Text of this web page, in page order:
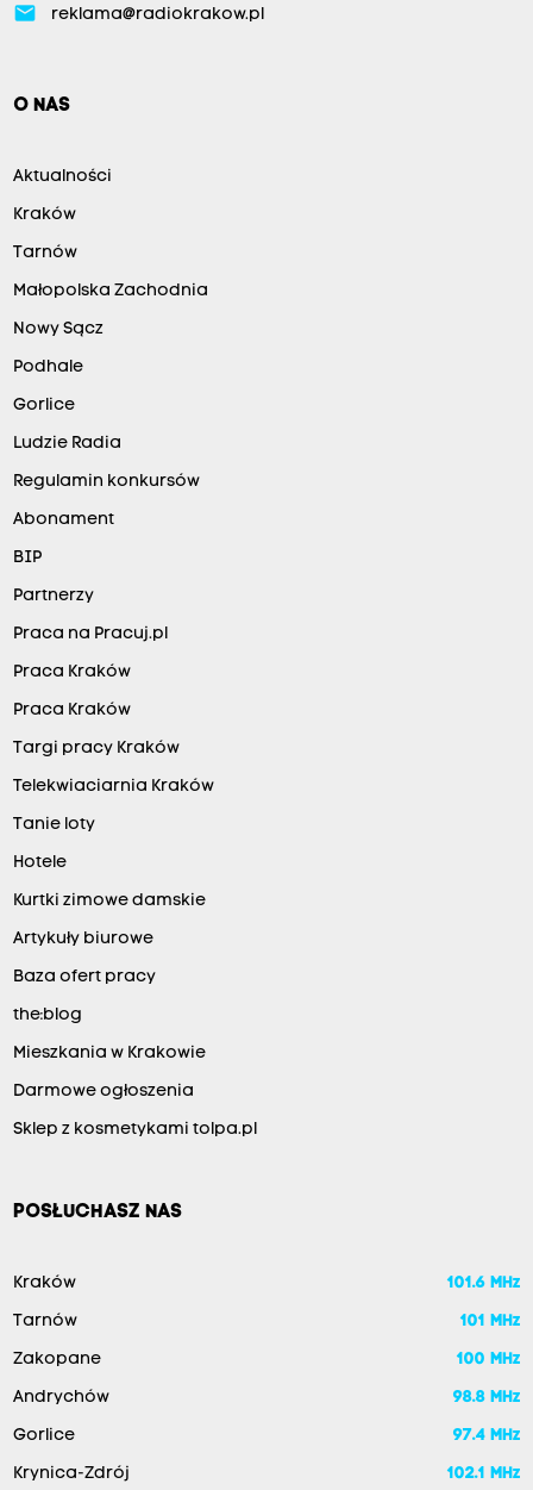
email reklama@radiokrakow.pl
O NAS
Aktualności
Kraków
Tarnów
Małopolska Zachodnia
Nowy Sącz
Podhale
Gorlice
Ludzie Radia
Regulamin konkursów
Abonament
BIP
Partnerzy
Praca na Pracuj.pl
Praca Kraków
Praca Kraków
Targi pracy Kraków
Telekwiaciarnia Kraków
Tanie loty
Hotele
Kurtki zimowe damskie
Artykuły biurowe
Baza ofert pracy
the:blog
Mieszkania w Krakowie
Darmowe ogłoszenia
Sklep z kosmetykami tolpa.pl
POSŁUCHASZ NAS
Kraków 101.6 MHz
Tarnów 101 MHz
Zakopane 100 MHz
Andrychów 98.8 MHz
Gorlice 97.4 MHz
Krynica-Zdrój 102.1 MHz